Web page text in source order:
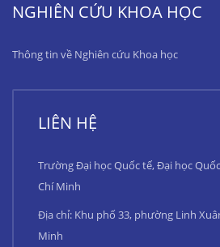
NGHIÊN CỨU KHOA HỌC
Thông tin về Nghiên cứu Khoa học
LIÊN HỆ
Trường Đại học Quốc tế, Đại học
Chí Minh
Địa chỉ: Khu phố 33, phường Linh
Minh